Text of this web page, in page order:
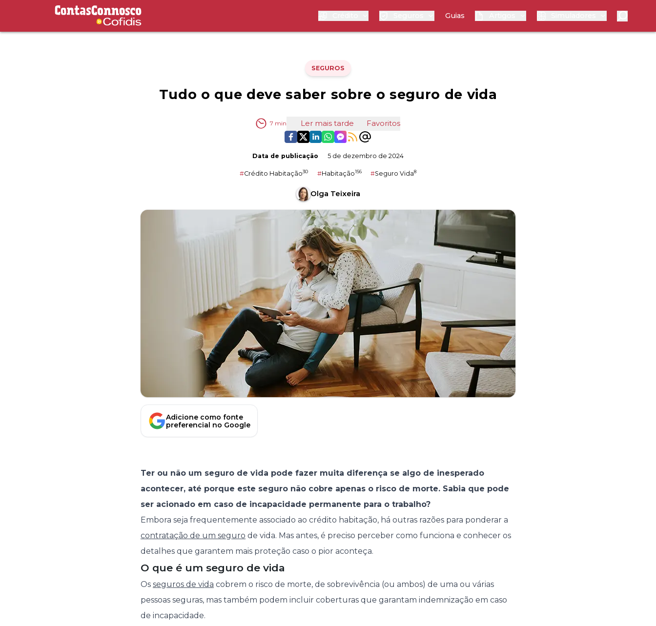
Contas Connosco by Cofidis Guias
SEGUROS
Tudo o que deve saber sobre o seguro de vida
7 min Ler mais tarde Favoritos
Data de publicação 5 de dezembro de 2024
#Crédito Habitação30 #Habitação156 #Seguro Vida8
Olga Teixeira
Adicione como fonte
preferencial no Google
Ter ou não um seguro de vida pode fazer muita diferença se algo de inesperado
acontecer, até porque este seguro não cobre apenas o risco de morte. Sabia que pode
ser acionado em caso de incapacidade permanente para o trabalho?
Embora seja frequentemente associado ao crédito habitação, há outras razões para ponderar a
contratação de um seguro de vida. Mas antes, é preciso perceber como funciona e conhecer os
detalhes que garantem mais proteção caso o pior aconteça.
O que é um seguro de vida
Os seguros de vida cobrem o risco de morte, de sobrevivência (ou ambos) de uma ou várias
pessoas seguras, mas também podem incluir coberturas que garantam indemnização em caso
de incapacidade.